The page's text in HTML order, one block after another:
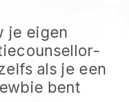
je eigen
als je een
bent